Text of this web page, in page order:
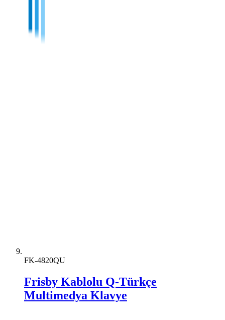
FK-4820QU
Frisby Kablolu Q-Türkçe
Multimedya Klavye